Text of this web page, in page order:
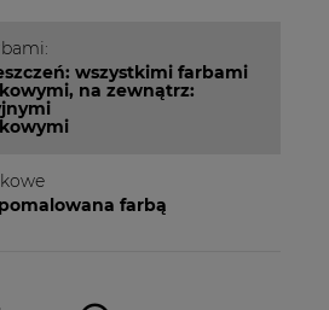
wszystkimi farbami
na zewnątrz:
farbą